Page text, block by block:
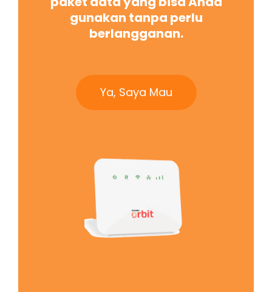
gunakan tanpa perlu
berlangganan.
Ya, Saya Mau